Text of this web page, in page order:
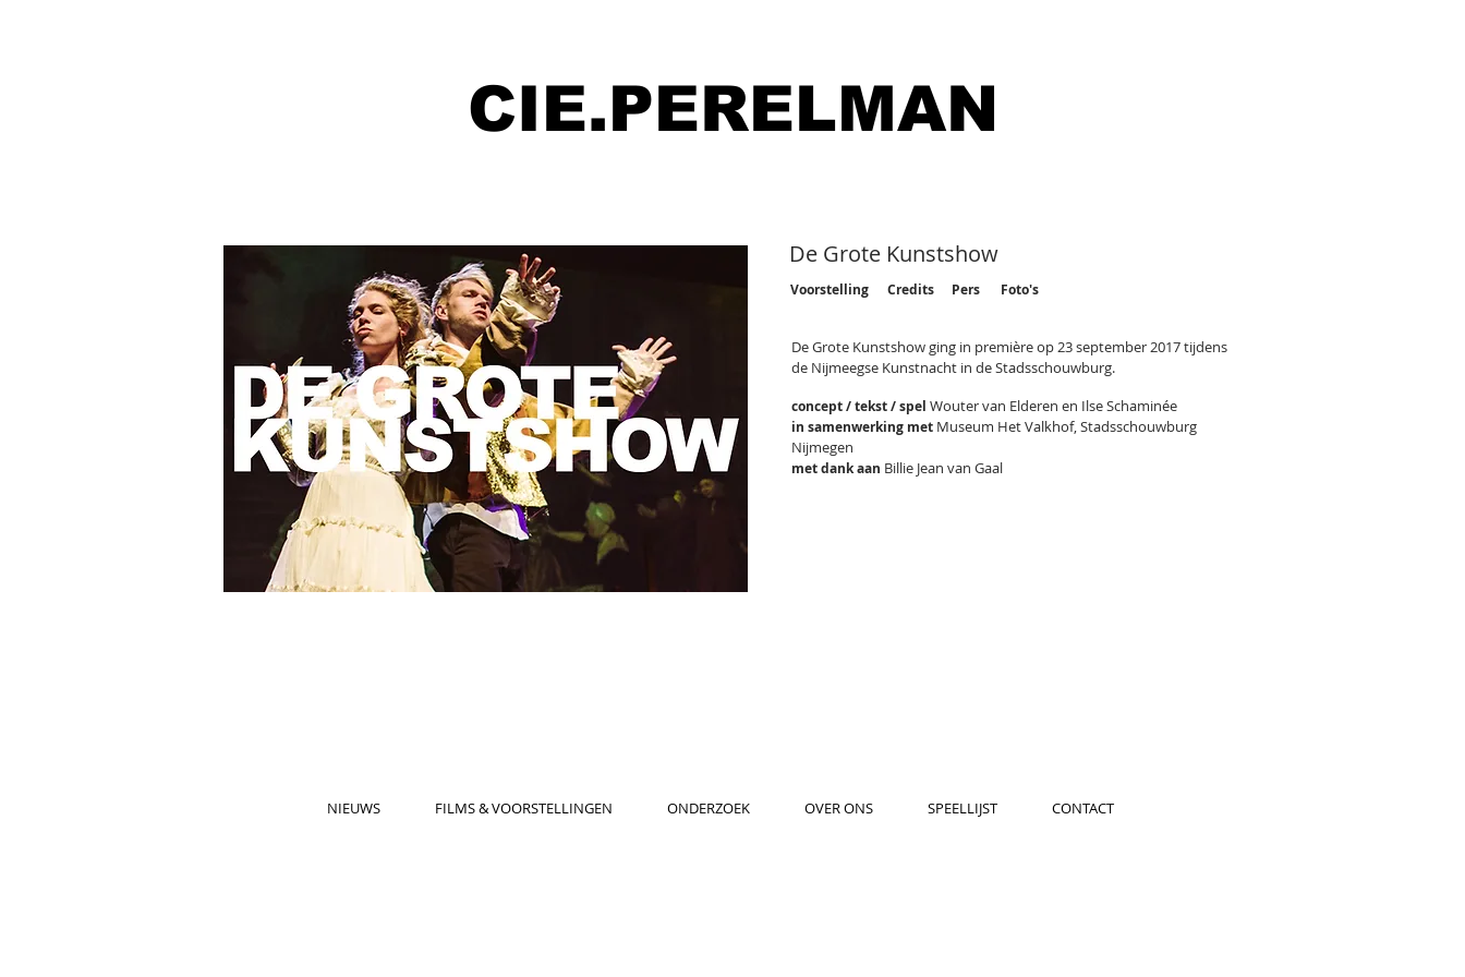
CIE.PERELMAN
De Grote Kunstshow
Voorstelling Credits Pers Foto's
De Grote Kunstshow ging in première op 23 september 2017 tijdens
de Nijmeegse Kunstnacht in de Stadsschouwburg.
concept / tekst / spel Wouter van Elderen en Ilse Schaminée
in samenwerking met Museum Het Valkhof, Stadsschouwburg
Nijmegen
met dank aan Billie Jean van Gaal
NIEUWS FILMS & VOORSTELLINGEN ONDERZOEK OVER ONS SPEELLIJST CONTACT